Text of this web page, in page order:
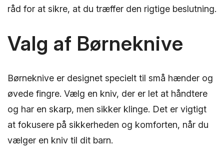
råd for at sikre, at du træffer den rigtige beslutning.
Valg af Børneknive
Børneknive er designet specielt til små hænder og
øvede fingre. Vælg en kniv, der er let at håndtere
og har en skarp, men sikker klinge. Det er vigtigt
at fokusere på sikkerheden og komforten, når du
vælger en kniv til dit barn.